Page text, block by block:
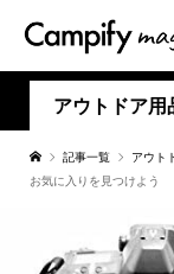
アウトドア用
記事一覧 アウト
お気に入りを見つけよう